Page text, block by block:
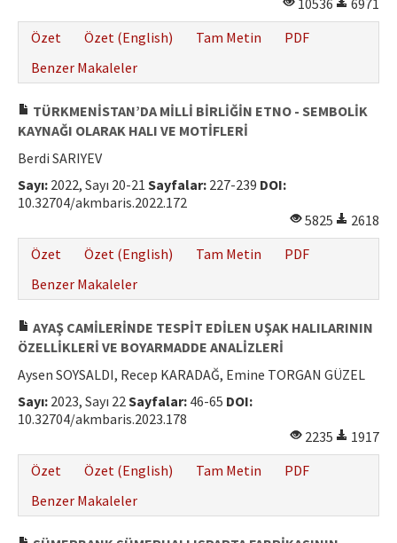
10536
6971
Özet
Özet (English) Tam Metin
PDF
Benzer Makaleler
TÜRKMENİSTAN’DA MİLLİ BİRLİĞİN ETNO - SEMBOLİK
KAYNAĞI OLARAK HALI VE MOTİFLERİ
Berdi SARIYEV
Sayı: 2022, Sayı 20-21 Sayfalar: 227-239 DOI:
10.32704/akmbaris.2022.172
5825
2618
Özet
Özet (English) Tam Metin
PDF
Benzer Makaleler
AYAŞ CAMİLERİNDE TESPİT EDİLEN UŞAK HALILARININ
ÖZELLİKLERİ VE BOYARMADDE ANALİZLERİ
Aysen SOYSALDI, Recep KARADAĞ, Emine TORGAN GÜZEL
Sayı: 2023, Sayı 22Sayfalar: 46-65 DOI:
10.32704/akmbaris.2023.178
2235
1917
Özet
Özet (English) Tam Metin
PDF
Benzer Makaleler